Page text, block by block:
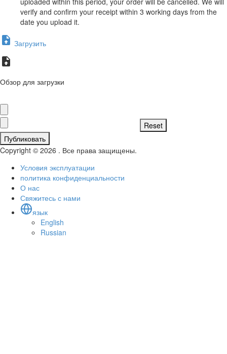
verify and confirm your receipt within 3 working days from the
date you upload it.
Загрузить
Обзор для загрузки
Публиковать
Copyright © 2026 . Все права защищены.
Условия эксплуатации
политика конфиденциальности
О нас
Свяжитесь с нами
язык
English
Russian